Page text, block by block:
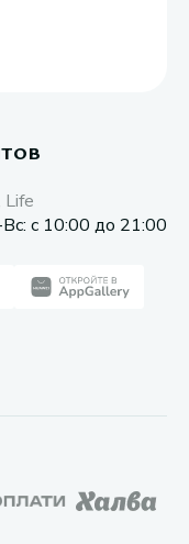
с 10:00 до 21:00